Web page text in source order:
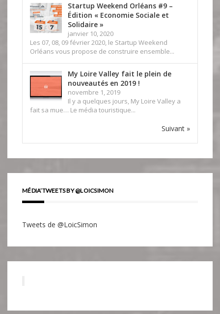
Startup Weekend Orléans #9 –
Édition « Economie Sociale et
Solidaire »
janvier 10, 2020
Les 07, 08, 09 février 2020, le Startup Weekend
Orléans vous propose de construire ensemble...
My Loire Valley fait le plein de
nouveautés en 2019 !
novembre 1, 2019
Il y a quelques jours, My Loire Valley a
fait sa mue… Le média touristique...
Suivant »
MÉDIA’TWEETS BY @LOICSIMON
Tweets de @LoicSimon